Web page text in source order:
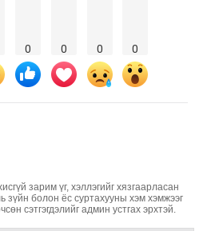
0 0 0 0
зарим үг, хэллэгийг хязгаарласан
зүйн болон ёс суртахууны хэм хэмжээг
сэтгэгдэлийг админ устгах эрхтэй.